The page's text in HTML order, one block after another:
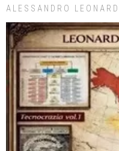
ALESSANDRO LEONARDI